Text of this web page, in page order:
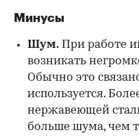
Минусы
Шум. При работе
возникать
Обычно это
используется.
нержавеющей
больше шума, чем